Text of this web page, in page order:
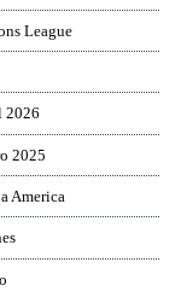
League
2026
2025
America